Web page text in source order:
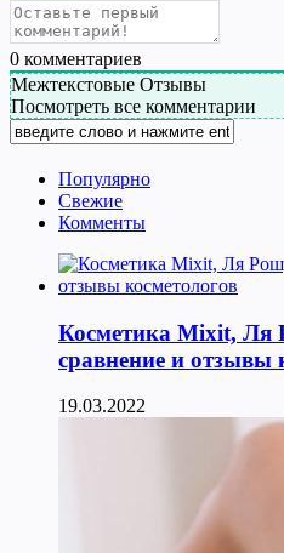
0 комментариев
Межтекстовые Отзывы
Посмотреть все комментарии
Популярно
Свежие
Комменты
Косметика Мixit, Ля
сравнение и отзывы
19.03.2022